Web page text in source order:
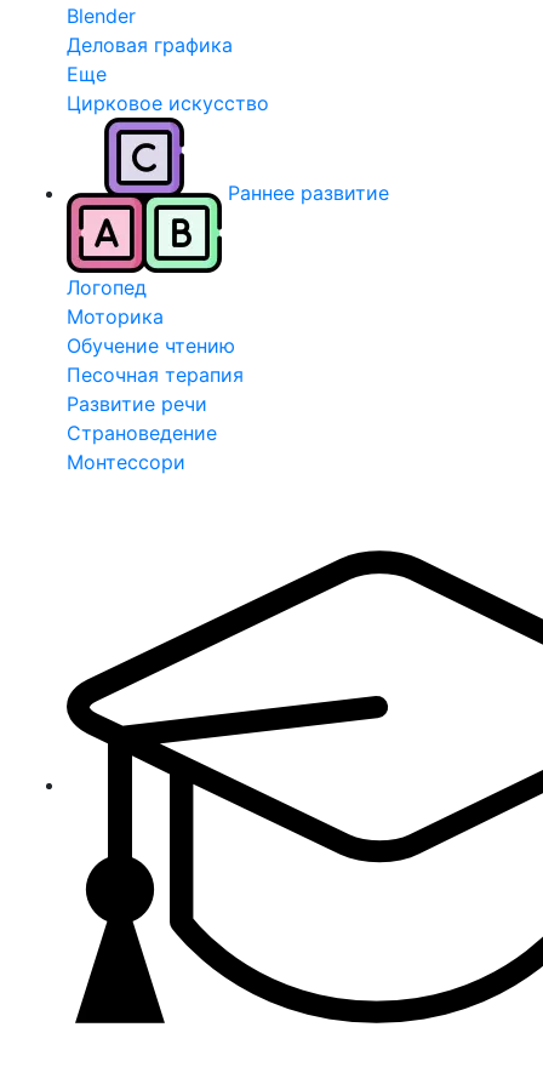
Blender
Деловая графика
Еще
Цирковое искусство
Раннее развитие
Логопед
Моторика
Обучение чтению
Песочная терапия
Развитие речи
Страноведение
Монтессори